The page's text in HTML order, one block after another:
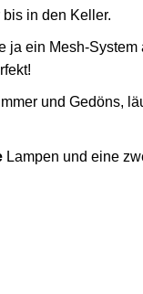
in den Keller.
ja ein Mesh-System
und Gedöns,
Lampen und eine